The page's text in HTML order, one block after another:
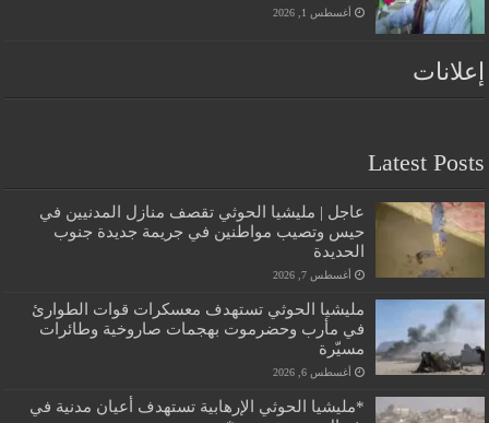
أغسطس 1, 2026
إعلانات
Latest Posts
عاجل | مليشيا الحوثي تقصف منازل المدنيين في
حيس وتصيب مواطنين في جريمة جديدة جنوب
الحديدة
أغسطس 7, 2026
مليشيا الحوثي تستهدف معسكرات قوات الطوارئ
في مأرب وحضرموت بهجمات صاروخية وطائرات
مسيّرة
أغسطس 6, 2026
*مليشيا الحوثي الإرهابية تستهدف أعيان مدنية في